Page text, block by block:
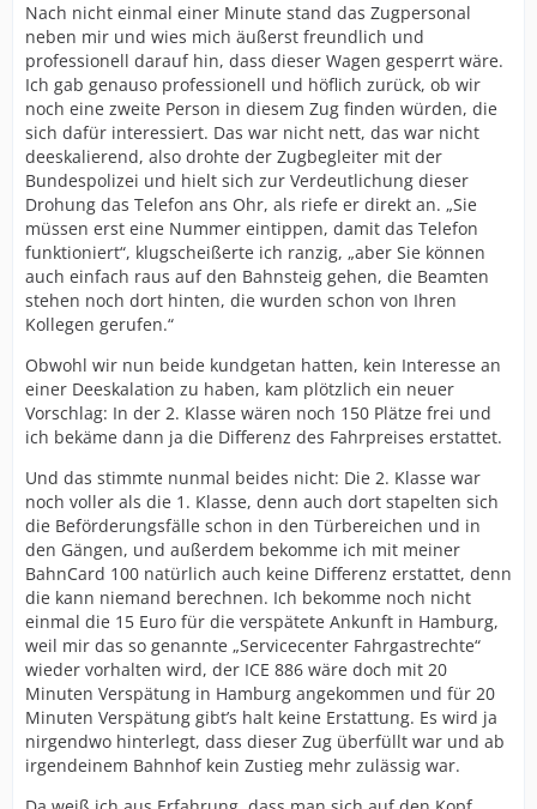
Nach nicht einmal einer Minute stand das Zugpersonal
neben mir und wies mich äußerst freundlich und
professionell darauf hin, dass dieser Wagen gesperrt wäre.
Ich gab genauso professionell und höflich zurück, ob wir
noch eine zweite Person in diesem Zug finden würden, die
sich dafür interessiert. Das war nicht nett, das war nicht
deeskalierend, also drohte der Zugbegleiter mit der
Bundespolizei und hielt sich zur Verdeutlichung dieser
Drohung das Telefon ans Ohr, als riefe er direkt an. „Sie
müssen erst eine Nummer eintippen, damit das Telefon
funktioniert“, klugscheißerte ich ranzig, „aber Sie können
auch einfach raus auf den Bahnsteig gehen, die Beamten
stehen noch dort hinten, die wurden schon von Ihren
Kollegen gerufen.“
Obwohl wir nun beide kundgetan hatten, kein Interesse an
einer Deeskalation zu haben, kam plötzlich ein neuer
Vorschlag: In der 2. Klasse wären noch 150 Plätze frei und
ich bekäme dann ja die Differenz des Fahrpreises erstattet.
Und das stimmte nunmal beides nicht: Die 2. Klasse war
noch voller als die 1. Klasse, denn auch dort stapelten sich
die Beförderungsfälle schon in den Türbereichen und in
den Gängen, und außerdem bekomme ich mit meiner
BahnCard 100 natürlich auch keine Differenz erstattet, denn
die kann niemand berechnen. Ich bekomme noch nicht
einmal die 15 Euro für die verspätete Ankunft in Hamburg,
weil mir das so genannte „Servicecenter Fahrgastrechte“
wieder vorhalten wird, der ICE 886 wäre doch mit 20
Minuten Verspätung in Hamburg angekommen und für 20
Minuten Verspätung gibt’s halt keine Erstattung. Es wird ja
nirgendwo hinterlegt, dass dieser Zug überfüllt war und ab
irgendeinem Bahnhof kein Zustieg mehr zulässig war.